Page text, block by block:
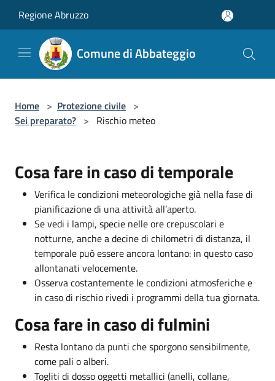
Regione Abruzzo
Comune di Abbateggio
Home > Protezione civile >
Sei preparato? > Rischio meteo
Cosa fare in caso di temporale
Verifica le condizioni meteorologiche già nella fase di
pianificazione di una attività all’aperto.
Se vedi i lampi, specie nelle ore crepuscolari e
notturne, anche a decine di chilometri di distanza, il
temporale può essere ancora lontano: in questo caso
allontanati velocemente.
Osserva costantemente le condizioni atmosferiche e
in caso di rischio rivedi i programmi della tua giornata.
Cosa fare in caso di fulmini
Resta lontano da punti che sporgono sensibilmente,
come pali o alberi.
Togliti di dosso oggetti metallici (anelli, collane,